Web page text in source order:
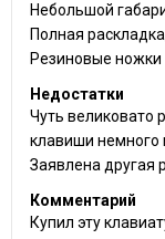
Небольшой
Полная
Резиновые ножки
Недостатки
Чуть великовато
клавиши
Заявлена другая
Комментарий
Купил эту